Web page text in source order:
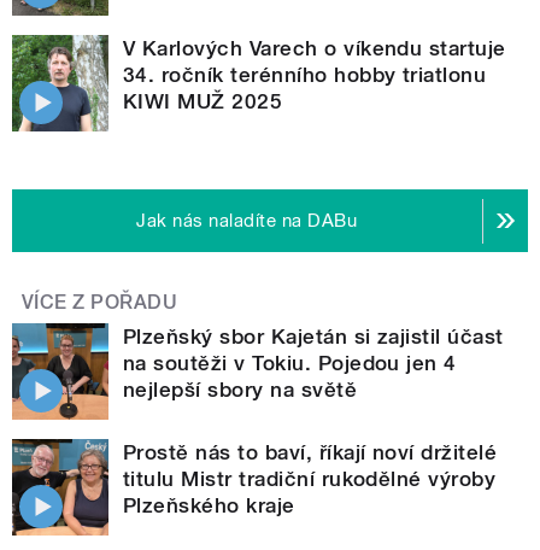
V Karlových Varech o víkendu startuje
34. ročník terénního hobby triatlonu
KIWI MUŽ 2025
Jak nás naladíte na DABu
VÍCE Z POŘADU
Plzeňský sbor Kajetán si zajistil účast
na soutěži v Tokiu. Pojedou jen 4
nejlepší sbory na světě
Prostě nás to baví, říkají noví držitelé
titulu Mistr tradiční rukodělné výroby
Plzeňského kraje